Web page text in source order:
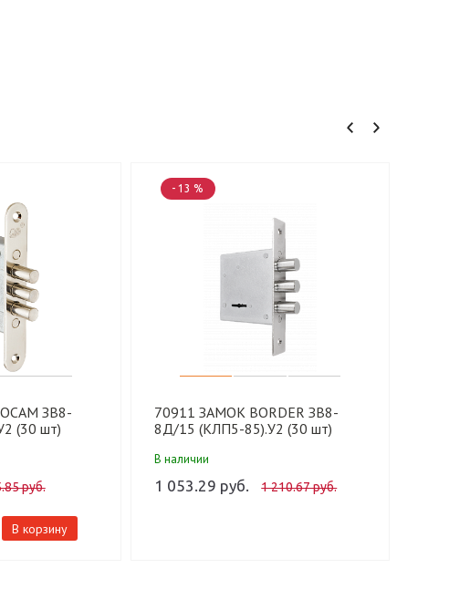
ЗВ8-
(30 шт)
руб.
В корзину
- 13 %
70911 ЗАМОК BORDER ЗВ8-
8Д/15 (КЛП5-85).У2 (30 шт)
В наличии
1 053.29 руб. 1 210.67 руб.